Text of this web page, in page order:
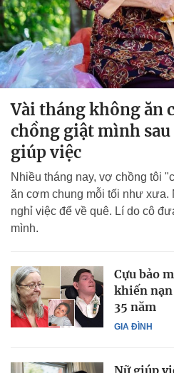
Vài tháng không ăn
chồng giật mình sau
giúp việc
Nhiều tháng nay, vợ chồng tôi
ăn cơm chung mỗi tối như xưa.
nghỉ việc để về quê. Lí do cô
mình.
GIA ĐÌNH
Cựu bảo
khiến
35 năm
Nữ giúp